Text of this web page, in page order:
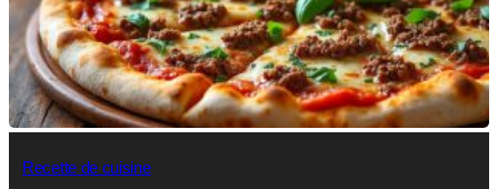
Recette de cuisine